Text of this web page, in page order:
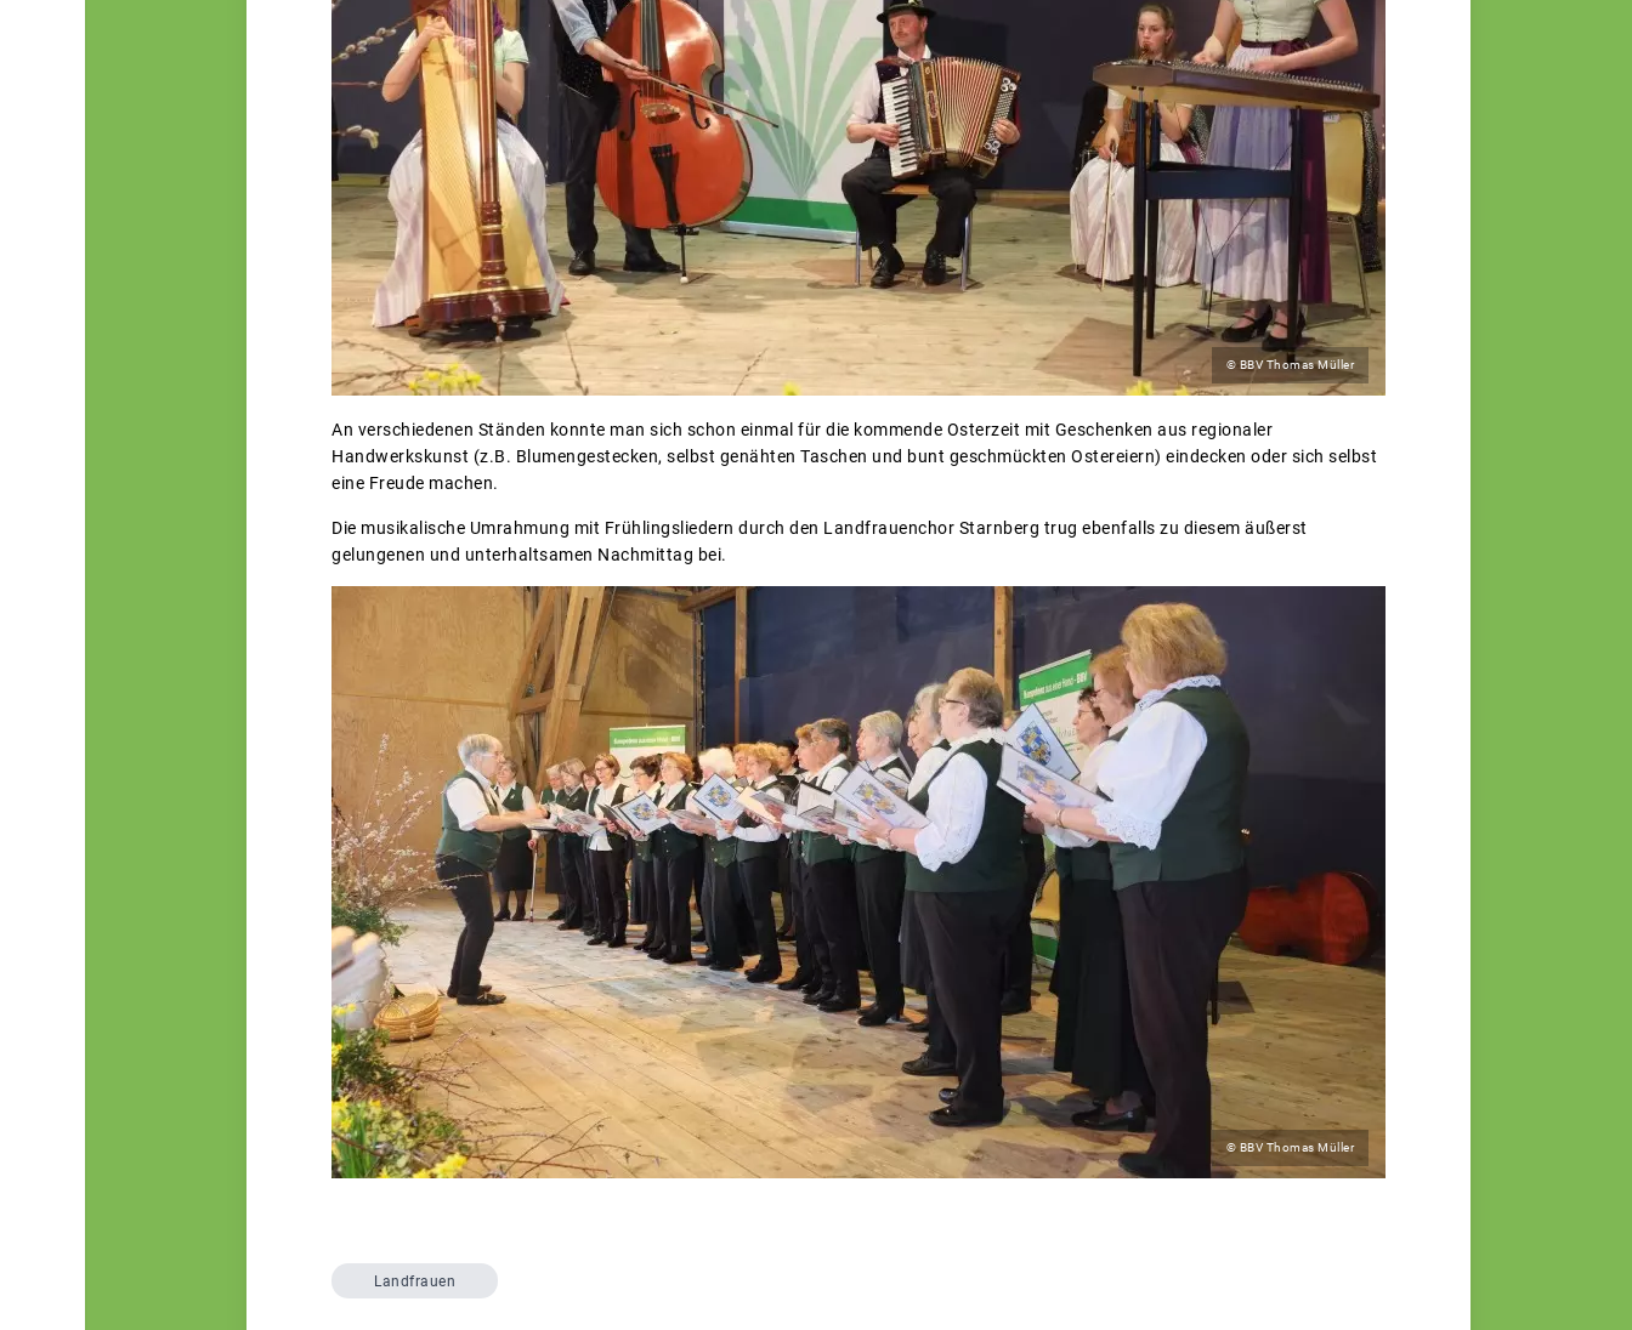
© BBV Thomas Müller
An verschiedenen Ständen konnte man sich schon einmal für die kommende Osterzeit mit Geschenken aus regionaler
Handwerkskunst (z.B. Blumengestecken, selbst genähten Taschen und bunt geschmückten Ostereiern) eindecken oder sich selbst
eine Freude machen.
Die musikalische Umrahmung mit Frühlingsliedern durch den Landfrauenchor Starnberg trug ebenfalls zu diesem äußerst
gelungenen und unterhaltsamen Nachmittag bei.
© BBV Thomas Müller
Landfrauen